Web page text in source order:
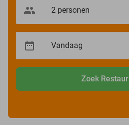
Zoek